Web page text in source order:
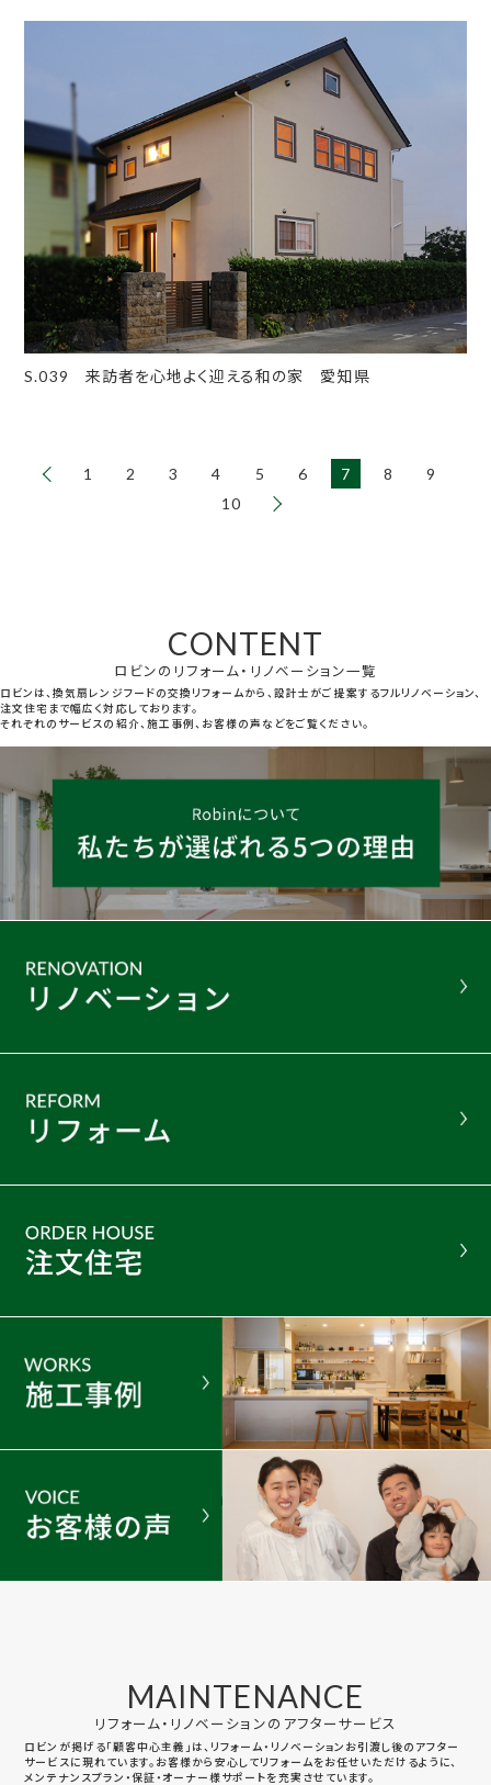
S.039 来訪者を心地よく迎える和の家 愛知県
1 2 3 4 5 6 7 8
9
10
CONTENT
ロビンのリフォーム・リノベーション一覧
ロビンは、換気扇レンジフードの交換リフォームから、設計士がご提案するフルリノベーション、
注文住宅まで幅広く対応しております。
それぞれのサービスの紹介、施工事例、お客様の声などをご覧ください。
MAINTENANCE
リフォーム・リノベーションのアフターサービス
ロビンが掲げる「顧客中心主義」は、リフォーム・リノベーションお引渡し後のアフター
サービスに現れています。お客様から安心してリフォームをお任せいただけるように、
メンテナンスプラン・保証・オーナー様サポートを充実させています。